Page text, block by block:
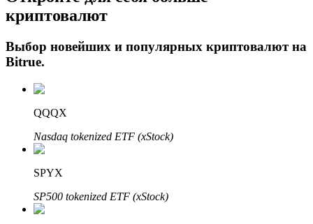
Авто Инвест
криптовалют
Выбор новейших и популярных криптовалют на
Bitrue.
QQQX
Nasdaq tokenized ETF (xStock)
SPYX
SP500 tokenized ETF (xStock)